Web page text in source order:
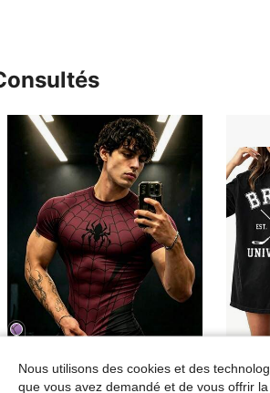
GymBeat
Nous utilisons des cookies et des
que vous avez demandé et de vous offrir